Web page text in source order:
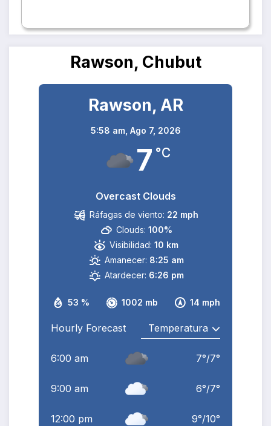
Rawson, Chubut
Rawson, AR
5:58 am, Ago 7, 2026
7 °C
Overcast Clouds
53 % 1002 mb 14 mph
Ráfagas de viento: 22 mph
Clouds: 100%
Visibilidad: 10 km
Amanecer: 8:25 am
Atardecer: 6:26 pm
Hourly Forecast
6:00 am 7°/7°
9:00 am 6°/7°
12:00 pm 9°/10°